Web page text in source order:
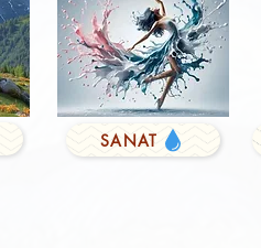
Duası FARKLI YAZILAR
SANAT